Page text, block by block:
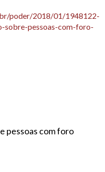
poder/2018/01/1948122-
pessoas-com-foro-
pessoas com foro